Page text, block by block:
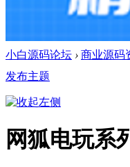
小白源码论坛 › 商业源码
发布主题
网狐电玩系